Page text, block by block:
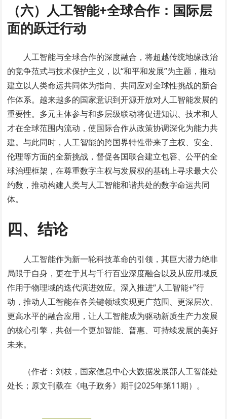
（六）人工智能+全球合作：国际层
面的跃迁行动
人工智能与全球合作的深度融合，将超越传统地缘政治
的竞争范式与技术保护主义，以“和平和发展”为主题，推动
建立以人类命运共同体为指向、共同应对全球性挑战的新合
作体系。越来越多的国家意识到开源开放对人工智能发展的
重要性。多元主体参与和多层级联动将促进知识、技术和人
才在全球范围内流动，使国际合作从政策协调深化为能力共
建。与此同时，人工智能的跨国界特性带来了主权、安全、
伦理等方面的全新挑战，督促各国联合建立包容、公平的全
球治理框架，在尊重数字主权与发展权的基础上寻求最大公
约数，推动构建人类与人工智能和谐共处的数字命运共同
体。
四、结论
人工智能作为新一轮科技革命的引领，其巨大潜力绝非
局限于自身，更在于其与千行百业深度融合以及从应用域反
作用于物理域的迭代演进效应。深入推进“人工智能+”行
动，推动人工智能在各关键领域实现更广范围、更深层次、
更高水平的融合应用，让人工智能成为驱动新质生产力发展
的核心引擎，共创一个更加智能、普惠、可持续发展的美好
未来。
（作者：刘枝，国家信息中心大数据发展部人工智能处
处长；原文刊载在《电子政务》期刊2025年第11期）。